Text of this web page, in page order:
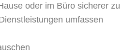
oder im Büro sicherer zu
umfassen